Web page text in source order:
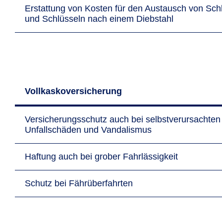
Erstattung von Kosten für den Austausch von
und Schlüsseln nach einem Diebstahl
Vollkaskoversicherung
Versicherungsschutz auch bei selbstverursachten
Unfallschäden und Vandalismus
Haftung auch bei grober Fahrlässigkeit
Schutz bei Fährüberfahrten